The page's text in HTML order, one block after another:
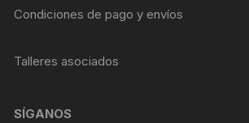
Condiciones de pago y envíos
Talleres asociados
SÍGANOS